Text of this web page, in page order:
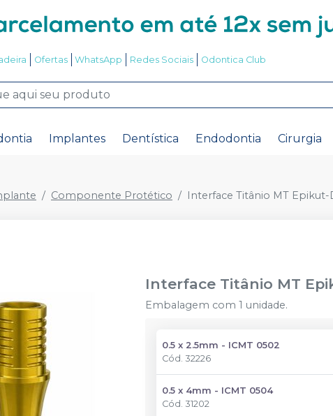
Ofertas WhatsApp Redes Sociais Odontica Club
Implantes Dentística Endodontia Cirurgia
Componente Protético Interface Titânio MT
Interface Titânio MT
Embalagem com 1 unidade.
0.5 x 2.5mm - ICMT 0502
Cód.32226
0.5 x 4mm - ICMT 0504
Cód.31202